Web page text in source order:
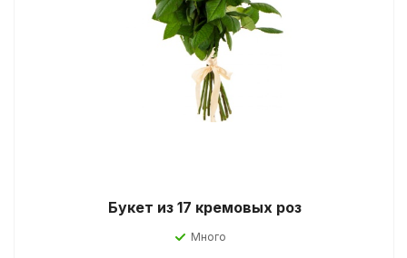
Букет из 17 кремовых роз
Много